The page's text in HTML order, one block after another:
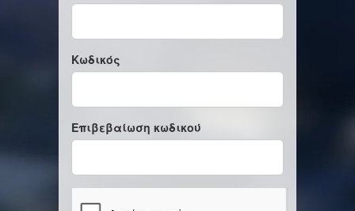
Κωδικός
Επιβεβαίωση κωδικού